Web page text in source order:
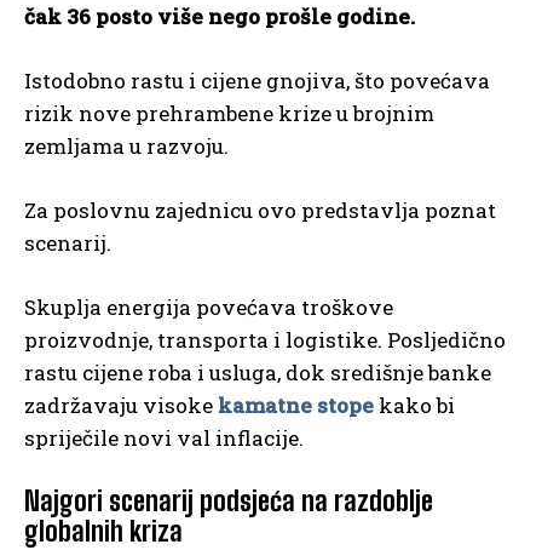
čak 36 posto više nego prošle godine.
Istodobno rastu i cijene gnojiva, što povećava
rizik nove prehrambene krize u brojnim
zemljama u razvoju.
Za poslovnu zajednicu ovo predstavlja poznat
scenarij.
Skuplja energija povećava troškove
proizvodnje, transporta i logistike. Posljedično
rastu cijene roba i usluga, dok središnje banke
zadržavaju visoke kamatne stope kako bi
spriječile novi val inflacije.
Najgori scenarij podsjeća na razdoblje
globalnih kriza